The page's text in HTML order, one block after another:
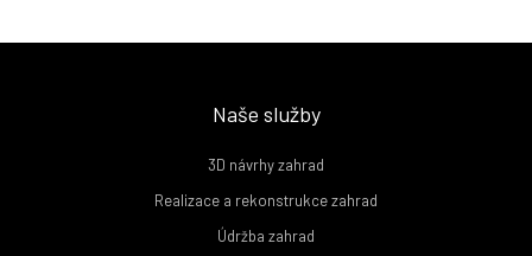
Naše služby
3D návrhy zahrad
Realizace a rekonstrukce zahrad
Údržba zahrad